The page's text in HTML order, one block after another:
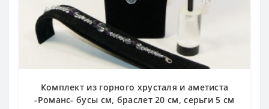
Комплект из горного хрусталя и аметиста
-Романс- бусы см, браслет 20 см, серьги 5 см